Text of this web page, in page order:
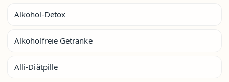
Alkohol-Detox
Alkoholfreie Getränke
Alli-Diätpille